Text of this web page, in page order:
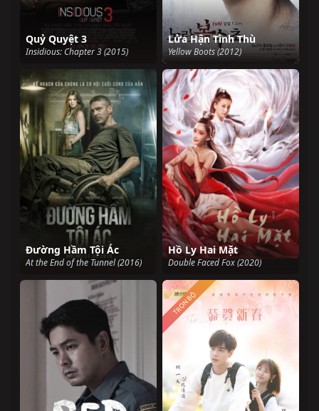
Quỷ Quyệt 3
Insidious: Chapter 3 (2015)
Lửa Hận Tình Thù
Yellow Boots (2012)
Đường Hầm Tội Ác
At the End of the Tunnel (2016)
Hồ Ly Hai Mặt
Double Faced Fox (2020)
TRỌN BỘ